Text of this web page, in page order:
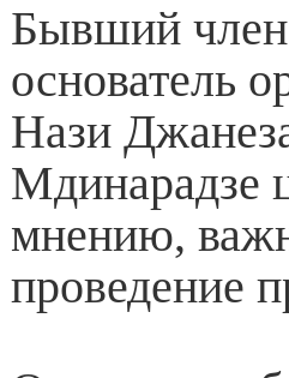
Бывший
основатель
Нази
Мдинарадзе
мнению,
проведение